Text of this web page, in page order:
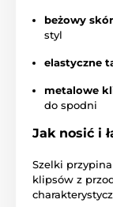
beżowy
styl
elastyczne
metalowe
do spodni
Jak nosić i
Szelki
klipsów z